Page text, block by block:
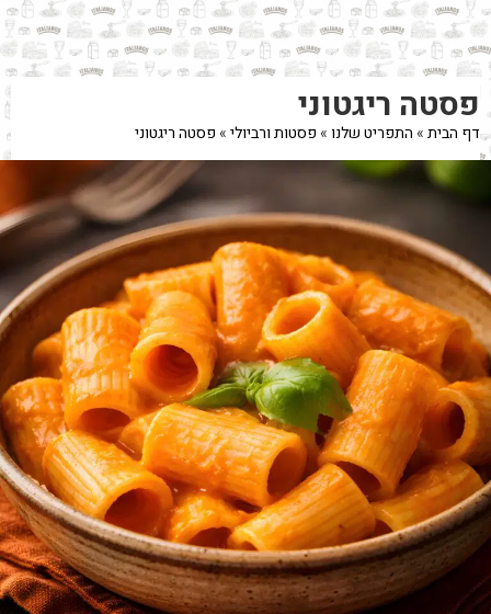
דלג
לתוכן
המרכזי
לתפריט
הקטגוריות
לפרטי
המוצר
פסטה ריגטוני
דף הבית»התפריט שלנו»פסטות ורביולי»פסטה ריגטוני